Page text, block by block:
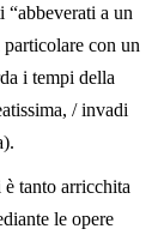
a un
con un
i tempi della
/ invadi
tanto arricchita
le opere